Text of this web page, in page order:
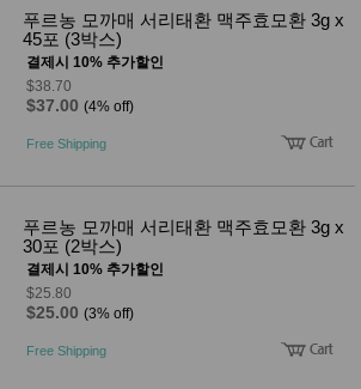
푸르농 모까매 서리태환 맥주효모환 3g x
45포 (3박스)
결제시 10% 추가할인
$38.70
$37.00 (4% off)
Free Shipping
푸르농 모까매 서리태환 맥주효모환 3g x
30포 (2박스)
결제시 10% 추가할인
$25.80
$25.00 (3% off)
Free Shipping